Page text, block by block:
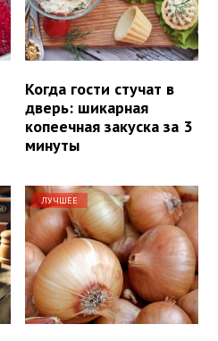
Когда гости стучат в
дверь: шикарная
копеечная закуска за 3
минуты
ЛУЧШЕЕ